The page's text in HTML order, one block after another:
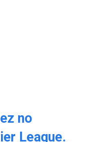
no
League.